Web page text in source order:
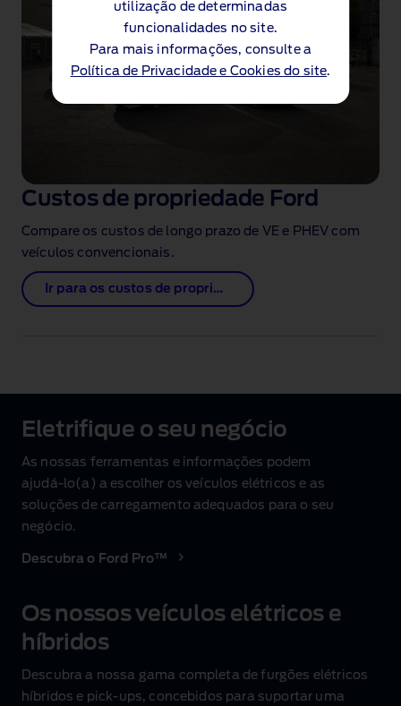
utilização de determinadas
funcionalidades no site.
Para mais informações, consulte a
Política de Privacidade e Cookies do site.
Custos de propriedade Ford
Compare os custos de longo prazo de VE e PHEV com
veículos convencionais.
Ir para os custos de propriedade
Eletrifique o seu negócio
As nossas ferramentas e informações podem
ajudá‑lo(a) a escolher os veículos elétricos e as
soluções de carregamento adequados para o seu
negócio.
Descubra o Ford Pro™
Os nossos veículos elétricos e
híbridos
Descubra a nossa gama completa de furgões elétricos
híbridos e pick‑ups, concebidos para suportar uma